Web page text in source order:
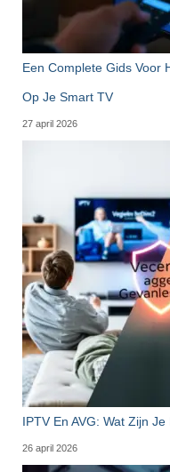
Een Complete Gids Voor
Op Je Smart TV
27 april 2026
IPTV En AVG: Wat Zijn
26 april 2026